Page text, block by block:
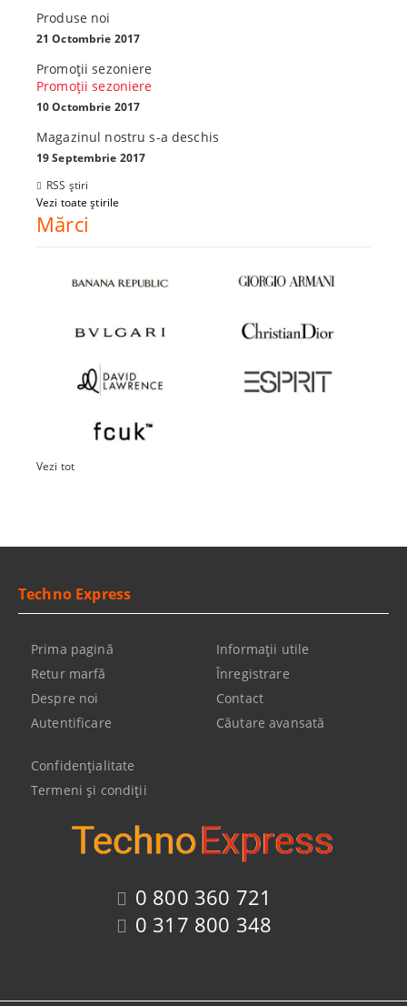
Produse noi
21 Octombrie 2017
Promoţii sezoniere
Promoţii sezoniere
10 Octombrie 2017
Magazinul nostru s-a deschis
19 Septembrie 2017
RSS știri
Vezi toate știrile
Mărci
Vezi tot
0 800 360 721
0 317 800 348
Techno Express
Prima pagină
Retur marfă
Despre noi
Autentificare
Informaţii utile
Înregistrare
Contact
Căutare avansată
Confidenţialitate
Termeni şi condiţii